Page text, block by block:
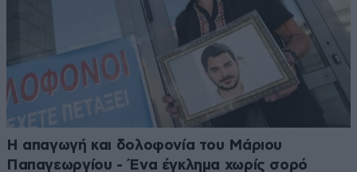
Η απαγωγή και δολοφονία του Μάριου
Παπαγεωργίου - Ένα έγκλημα χωρίς σορό